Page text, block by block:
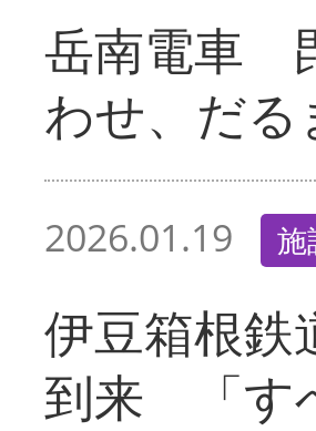
岳南電車
わせ、だる
2026.01.19 施
伊豆箱根
到来 「す